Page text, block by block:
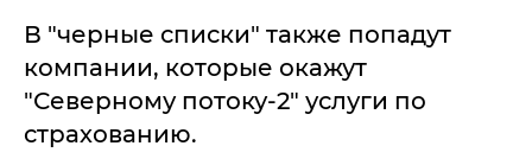
В "черные списки" также попадут
компании, которые окажут
"Северному потоку-2" услуги по
страхованию.